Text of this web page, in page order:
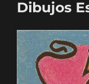
Dibujos